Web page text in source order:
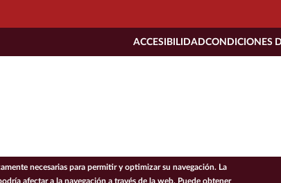
ACCESIBILIDADCONDICIONES
necesarias para permitir y optimizar su navegación. La
afectar a la navegación a través de la web. Puede obtener